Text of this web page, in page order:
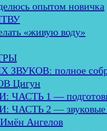
опытом новичка
«живую воду»
полное
Цигун
ЧАСТЬ 1 —
ЧАСТЬ 2 — звуковые
Ангелов